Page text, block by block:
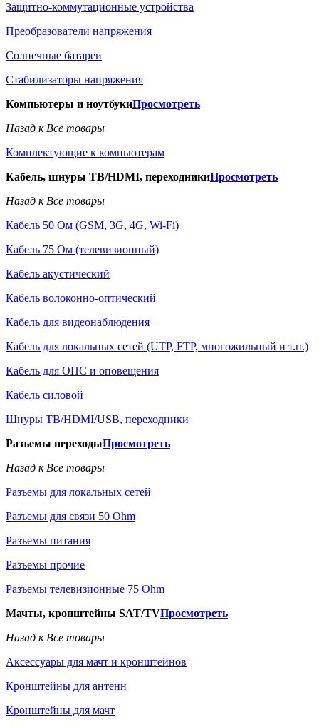
Защитно-коммутационные устройства
Преобразователи напряжения
Солнечные батареи
Стабилизаторы напряжения
Компьютеры и ноутбукиПросмотреть
Назад к Все товары
Комплектующие к компьютерам
Кабель, шнуры ТВ/HDMI, переходникиПросмотреть
Назад к Все товары
Кабель 50 Ом (GSM, 3G, 4G, Wi-Fi)
Кабель 75 Ом (телевизионный)
Кабель акустический
Кабель волоконно-оптический
Кабель для видеонаблюдения
Кабель для локальных сетей (UTP, FTP, многожильный и т.п.)
Кабель для ОПС и оповещения
Кабель силовой
Шнуры ТВ/HDMI/USB, переходники
Разъемы переходыПросмотреть
Назад к Все товары
Разъемы для локальных сетей
Разъемы для связи 50 Ohm
Разъемы питания
Разъемы прочие
Разъемы телевизионные 75 Ohm
Мачты, кронштейны SAT/TVПросмотреть
Назад к Все товары
Аксессуары для мачт и кронштейнов
Кронштейны для антенн
Кронштейны для мачт